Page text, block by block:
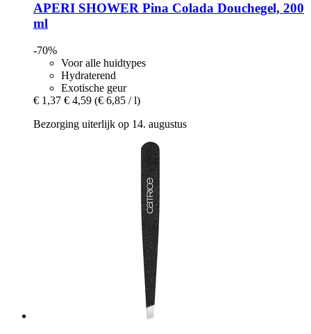
APERI SHOWER Pina Colada Douchegel, 200
ml
-70%
Voor alle huidtypes
Hydraterend
Exotische geur
€ 1,37 € 4,59 (€ 6,85 / l)
Bezorging uiterlijk op 14. augustus